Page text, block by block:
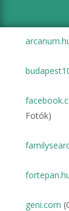
Fotók)
geni.com